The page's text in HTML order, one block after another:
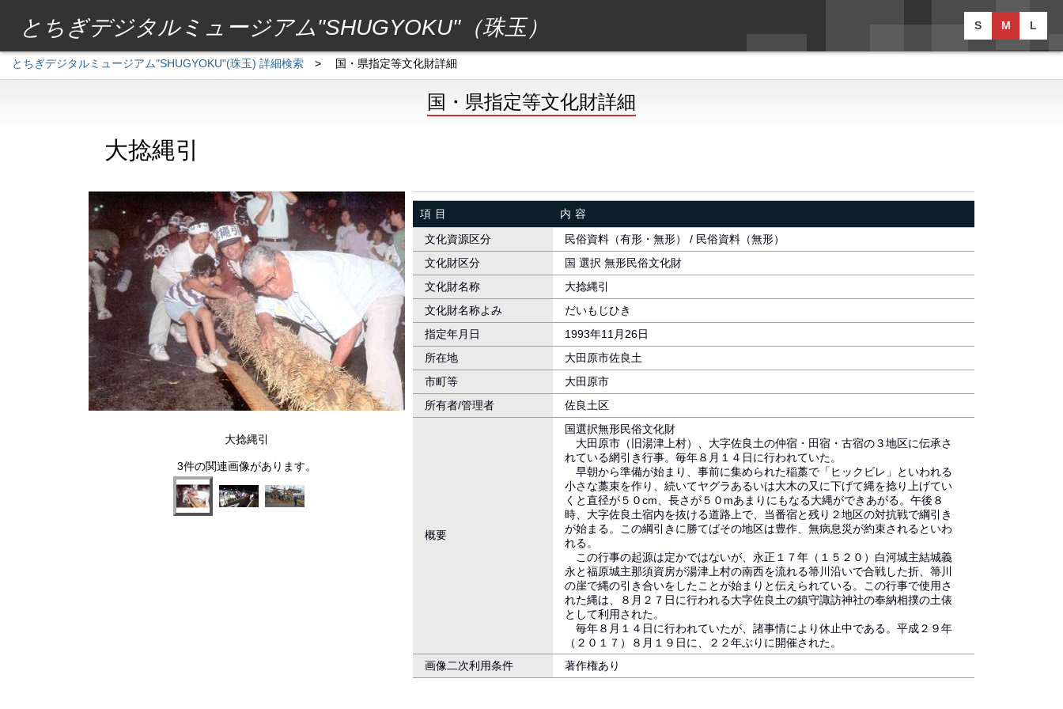
S M L
とちぎデジタルミュージアム"SHUGYOKU"（珠玉）
とちぎデジタルミュージアム"SHUGYOKU"(珠玉) 詳細検索 > 国・県指定等文化財詳細
国・県指定等文化財詳細
大捻縄引
大捻縄引
3件の関連画像があります。
項目
内容
文化資源区分
民俗資料（有形・無形） / 民俗資料（無形）
文化財区分
国 選択 無形民俗文化財
文化財名称
大捻縄引
文化財名称よみ
だいもじひき
指定年月日
1993年11月26日
所在地
大田原市佐良土
市町等
大田原市
所有者/管理者
佐良土区
概要
国選択無形民俗文化財
大田原市（旧湯津上村）、大字佐良土の仲宿・田宿・古宿の３地区に伝承さ
れている網引き行事。毎年８月１４日に行われていた。
早朝から準備が始まり、事前に集められた稲藁で「ヒックビレ」といわれる
小さな藁束を作り、続いてヤグラあるいは大木の又に下げて縄を捻り上げてい
くと直径が５０cm、長さが５０mあまりにもなる大縄ができあがる。午後８
時、大字佐良土宿内を抜ける道路上で、当番宿と残り２地区の対抗戦で綱引き
が始まる。この綱引きに勝てばその地区は豊作、無病息災が約束されるといわ
れる。
この行事の起源は定かではないが、永正１７年（１５２０）白河城主結城義
永と福原城主那須資房が湯津上村の南西を流れる箒川沿いで合戦した折、箒川
の崖で縄の引き合いをしたことが始まりと伝えられている。この行事で使用さ
れた縄は、８月２７日に行われる大字佐良土の鎮守諏訪神社の奉納相撲の土俵
として利用された。
毎年８月１４日に行われていたが、諸事情により休止中である。平成２９年
（２０１７）８月１９日に、２２年ぶりに開催された。
画像二次利用条件
著作権あり